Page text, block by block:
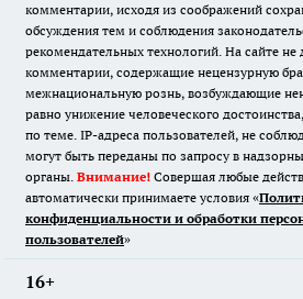
комментарии, исходя из соображений
обсуждения тем и соблюдения
рекомендательных технологий. На сайте не
комментарии, содержащие нецензурную
межнациональную рознь, возбуждающие
равно унижение человеческого
по теме. IP-адреса пользователей, не
могут быть переданы по запросу в
органы. Внимание! Совершая любые
автоматически принимаете условия «
конфиденциальности и обработки
пользователей»
16+